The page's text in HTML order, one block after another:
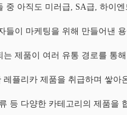
중 아직도 미러급, SA급, 하이
들이 마케팅을 위해 만들어낸
제품이 여러 유통 경로를 통
플리카 제품을 취급하며 쌓
등 다양한 카테고리의 제품을